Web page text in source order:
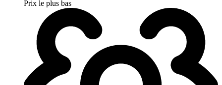
Prix le plus bas